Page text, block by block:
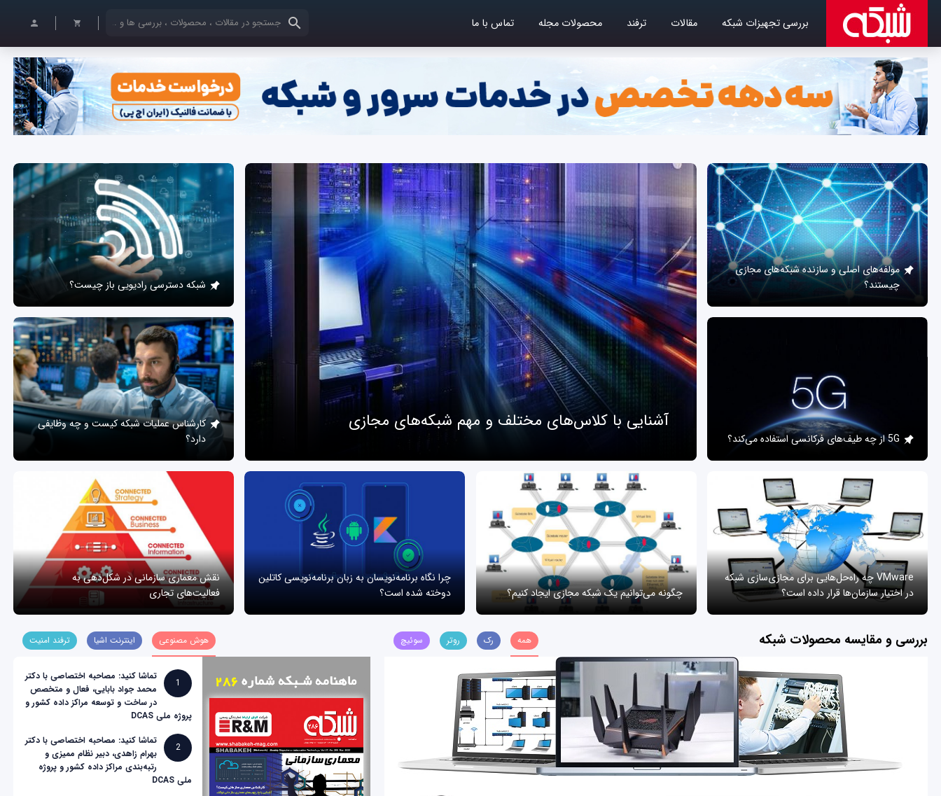
بررسی تجهیزات شبکه مقالات ترفند محصولات مجله تماس با ما کلمات کلیدی خود را وارد کنید
آشنایی با کلاس‌های مختلف و مهم شبکه‌های مجازی
مولفه‌های اصلی و سازنده شبکه‌های مجازی
چیستند؟
5G از چه طیف‌های فرکانسی استفاده می‌کند؟
شبکه دسترسی رادیویی باز چیست؟
کارشناس عملیات شبکه کیست و چه وظایفی
دارد؟
VMware چه راه‌حل‌هایی برای مجازی‌سازی شبکه
در اختیار سازمان‌ها قرار داده است؟
چگونه می‌توانیم یک شبکه مجازی ایجاد کنیم؟
چرا نگاه برنامه‌نویسان به زبان برنامه‌نویسی کاتلین
دوخته شده است؟
نقش معماری سازمانی در شکل‌دهی به
فعالیت‌های تجاری
بررسی و مقایسه محصولات شبکه همه رک روتر سوئیچ هوش مصنوعی اینترنت اشیا ترفند امنیت
1
تماشا کنید: مصاحبه اختصاصی با دکتر
محمد جواد بابایی، فعال و متخصص
در ساخت و توسعه مراکز داده کشور و
پروژه ملی DCAS
2
تماشا کنید: مصاحبه اختصاصی با دکتر
بهرام زاهدی، دبیر نظام ممیزی و
رتبه‌بندی مراکز داده کشور و پروژه
ملی DCAS